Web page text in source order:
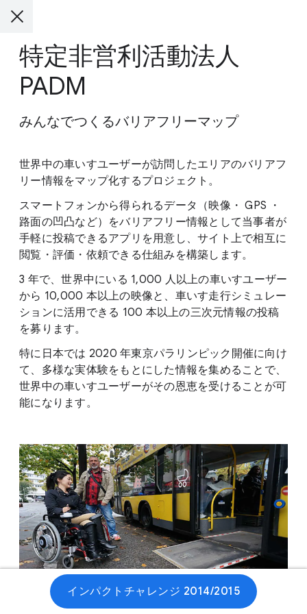
特定非営利活動法人
PADM
みんなでつくるバリアフリーマップ
世界中の車いすユーザーが訪問したエリアのバリアフ
リー情報をマップ化するプロジェクト。
スマートフォンから得られるデータ（映像・ GPS ・
路面の凹凸など）をバリアフリー情報として当事者が
手軽に投稿できるアプリを用意し、サイト上で相互に
閲覧・評価・依頼できる仕組みを構築します。
3 年で、世界中にいる 1,000 人以上の車いすユーザー
から 10,000 本以上の映像と、車いす走行シミュレー
ションに活用できる 100 本以上の三次元情報の投稿
を募ります。
特に日本では 2020 年東京パラリンピック開催に向け
て、多様な実体験をもとにした情報を集めることで、
世界中の車いすユーザーがその恩恵を受けることが可
能になります。
インパクトチャレンジ 2014/2015